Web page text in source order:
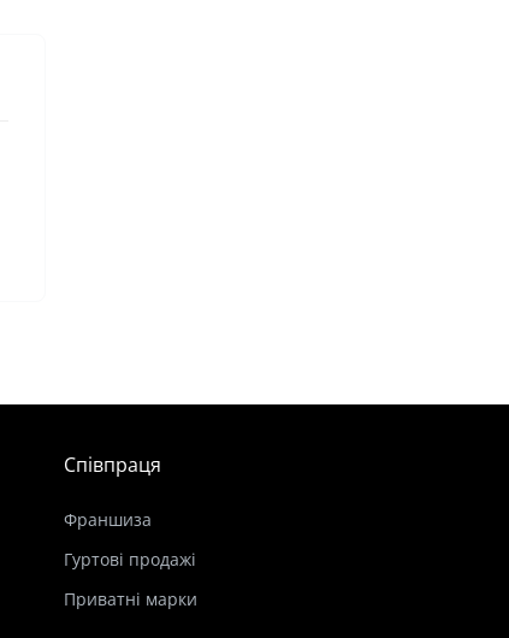
Співпраця
Франшиза
Гуртові продажі
Приватні марки